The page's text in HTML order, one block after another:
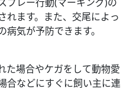
れます。また、交尾によっ
気が予防できます。
た場合やケガをして動物愛
合などにすぐに飼い主に連